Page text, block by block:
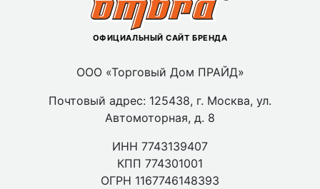
ОФИЦИАЛЬНЫЙ САЙТ БРЕНДА
ООО «Торговый Дом ПРАЙД»
Почтовый адрес: 125438, г. Москва, ул.
Автомоторная, д. 8
ИНН 7743139407
КПП 774301001
ОГРН 1167746148393